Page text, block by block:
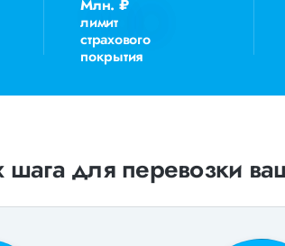
Млн. ₽
лимит
страхового
покрытия
для перевозки